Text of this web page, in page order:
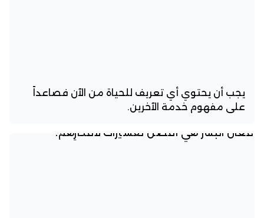
يجب أن يحتوي أي تعريف للحياة من الآن فصاعداً
على مفهوم خدمة الآخرين.